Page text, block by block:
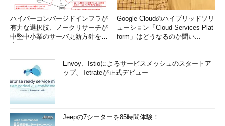
オブジェクトを識別するためのSID）は、新しく作成されるSID
の一部としても利用される。この結果、一部のオブジェクト（新
しく作成されるユーザー・アカウント）に割り当てられるSIDが
重複する可能性がある。
例えば、PC1で作成したローカル・アカウントとPC2で作成し
たローカル・アカウントは、たとえ名前が同じであっても本来は
異なるSIDが割り当てられるので、異なるものとして扱われる。
が同じになる可能性がある（Windows OS内部では、名前ではな
く、すべてSIDで識別されている）。これはセキュリティ的に大
ハイパーコンバージドインフラが
有力な選択肢、ノークリサーチが
中堅中小業のサーバ更新方針を調
Google Cloudのハイブリッドソリ
ューション「Cloud Services Plat
form」はどうなるのか聞い...
Envoy、Istioによるサービスメッシュのスタートア
ップ、Tetrateが正式デビュー
Jeepの7シーターを85時間体験！